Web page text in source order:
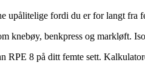
upålitelige fordi du er for langt
knebøy, benkpress og markløft.
RPE 8 på ditt femte sett.